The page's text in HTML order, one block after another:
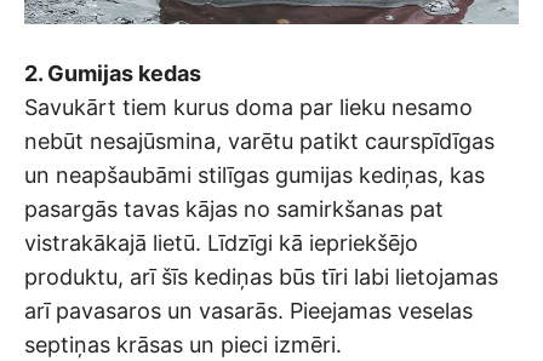
2. Gumijas kedas
Savukārt tiem kurus doma par lieku nesamo
nebūt nesajūsmina, varētu patikt caurspīdīgas
un neapšaubāmi stilīgas gumijas kediņas, kas
pasargās tavas kājas no samirkšanas pat
vistrakākajā lietū. Līdzīgi kā iepriekšējo
produktu, arī šīs kediņas būs tīri labi lietojamas
arī pavasaros un vasarās. Pieejamas veselas
septiņas krāsas un pieci izmēri.